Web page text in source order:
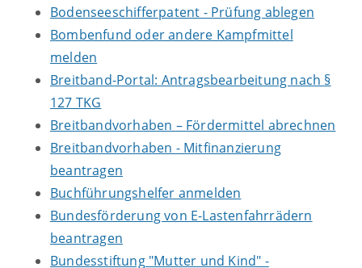
Bodenseeschifferpatent - Prüfung ablegen
Bombenfund oder andere Kampfmittel
melden
Breitband-Portal: Antragsbearbeitung nach §
127 TKG
Breitbandvorhaben – Fördermittel abrechnen
Breitbandvorhaben - Mitfinanzierung
beantragen
Buchführungshelfer anmelden
Bundesförderung von E-Lastenfahrrädern
beantragen
Bundesstiftung "Mutter und Kind" -